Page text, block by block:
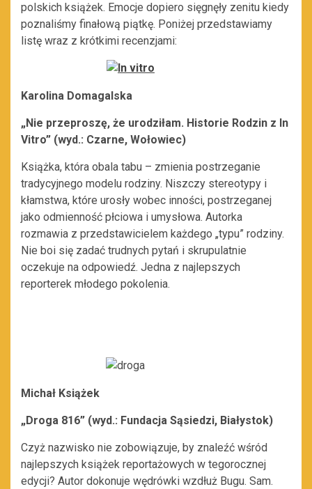
polskich książek. Emocje dopiero sięgnęły zenitu kiedy
poznaliśmy finałową piątkę. Poniżej przedstawiamy
listę wraz z krótkimi recenzjami:
Karolina Domagalska
„Nie przeproszę, że urodziłam. Historie Rodzin z In
Vitro” (wyd.: Czarne, Wołowiec)
Książka, która obala tabu – zmienia postrzeganie
tradycyjnego modelu rodziny. Niszczy stereotypy i
kłamstwa, które urosły wobec inności, postrzeganej
jako odmienność płciowa i umysłowa. Autorka
rozmawia z przedstawicielem każdego „typu” rodziny.
Nie boi się zadać trudnych pytań i skrupulatnie
oczekuje na odpowiedź. Jedna z najlepszych
reporterek młodego pokolenia.
Michał Książek
„Droga 816” (wyd.: Fundacja Sąsiedzi, Białystok)
Czyż nazwisko nie zobowiązuje, by znaleźć wśród
najlepszych książek reportażowych w tegorocznej
edycji? Autor dokonuje wędrówki wzdłuż Bugu. Sam.